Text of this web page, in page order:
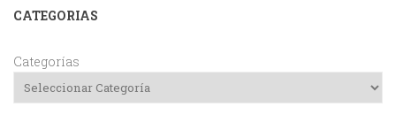
CATEGORIAS
Categorías